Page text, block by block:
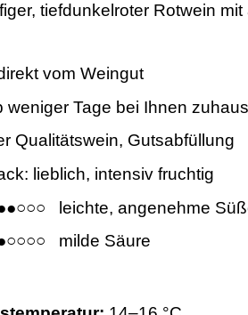
tiefdunkelroter Rotwein
vom Weingut
weniger Tage bei Ihnen
Qualitätswein, Gutsabfüllung
lieblich, intensiv fruchtig
leichte, angenehme
milde Säure